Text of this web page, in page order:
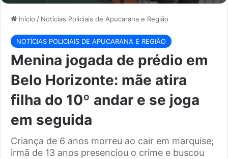
Início / Notícias Policiais de Apucarana e Região
NOTÍCIAS POLICIAIS DE APUCARANA E REGIÃO
Menina jogada de prédio em
Belo Horizonte: mãe atira
filha do 10º andar e se joga
em seguida
Criança de 6 anos morreu ao cair em marquise;
irmã de 13 anos presenciou o crime e buscou